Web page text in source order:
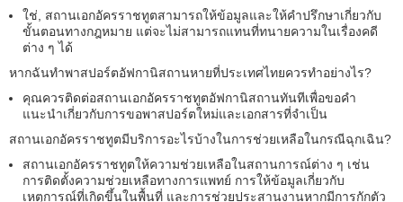
ใช่, สถานเอกอัครราชทูตสามารถให้ข้อมูลและให้คำปรึกษาเกี่ยวกับ
ขั้นตอนทางกฎหมาย แต่จะไม่สามารถแทนที่ทนายความในเรื่องคดี
ต่าง ๆ ได้
หากฉันทำพาสปอร์ตอัฟกานิสถานหายที่ประเทศไทยควรทำอย่างไร?
คุณควรติดต่อสถานเอกอัครราชทูตอัฟกานิสถานทันทีเพื่อขอคำ
แนะนำเกี่ยวกับการขอพาสปอร์ตใหม่และเอกสารที่จำเป็น
สถานเอกอัครราชทูตมีบริการอะไรบ้างในการช่วยเหลือในกรณีฉุกเฉิน?
สถานเอกอัครราชทูตให้ความช่วยเหลือในสถานการณ์ต่าง ๆ เช่น
การติดตั้งความช่วยเหลือทางการแพทย์ การให้ข้อมูลเกี่ยวกับ
เหตุการณ์ที่เกิดขึ้นในพื้นที่ และการช่วยประสานงานหากมีการกักตัว